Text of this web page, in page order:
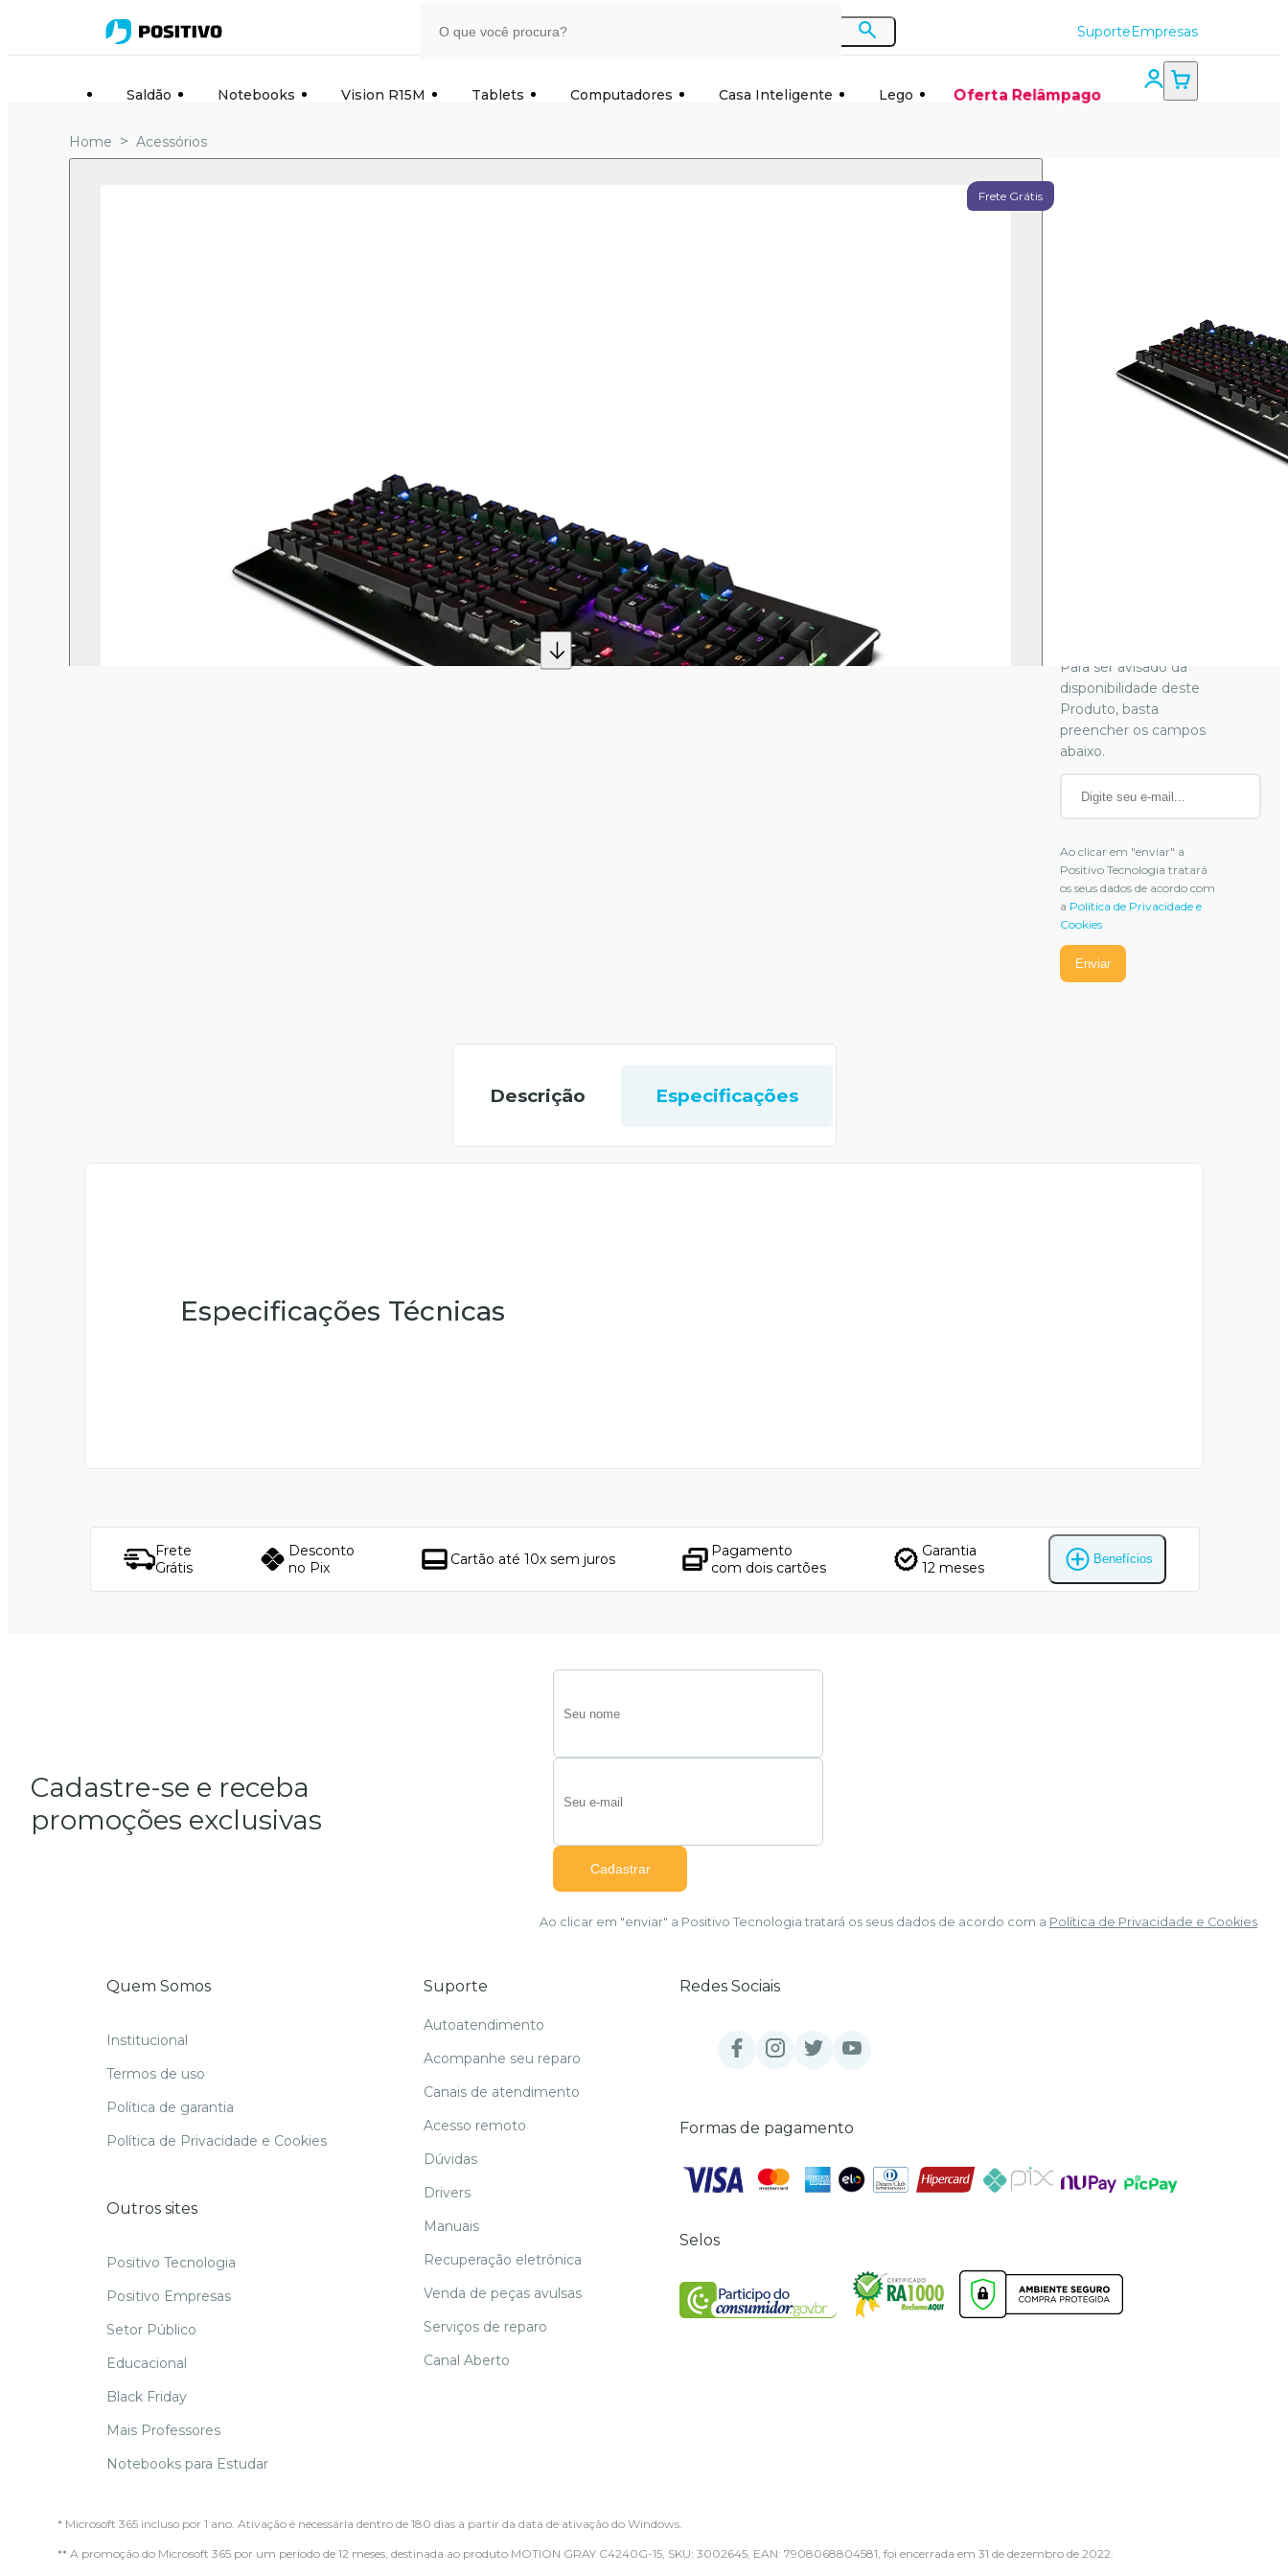
SuporteEmpresas
Saldão Notebooks Vision R15M Tablets Computadores Casa Inteligente Lego Oferta Relâmpago
Home > Acessórios
Frete Grátis
LED Rainbow
com 12
Efeitos - Anti-
Para ser avisado da
disponibilidade deste
Produto, basta
preencher os campos
abaixo.
Ao clicar em "enviar" a
Positivo Tecnologia tratará
os seus dados de acordo com
a Política de Privacidade e
Cookies
Enviar
Descrição Especificações
Especificações Técnicas
Frete
Grátis
Desconto
no Pix
Cartão até 10x sem juros
Pagamento
com dois cartões
Garantia
12 meses
Benefícios
Cadastre-se e receba
promoções exclusivas
Ao clicar em "enviar" a Positivo Tecnologia tratará os seus dados de acordo com a Política de Privacidade e Cookies
Quem Somos
Institucional
Termos de uso
Política de garantia
Política de Privacidade e Cookies
Outros sites
Positivo Tecnologia
Positivo Empresas
Setor Público
Educacional
Black Friday
Mais Professores
Notebooks para Estudar
Suporte
Autoatendimento
Acompanhe seu reparo
Canais de atendimento
Acesso remoto
Dúvidas
Drivers
Manuais
Recuperação eletrônica
Venda de peças avulsas
Serviços de reparo
Canal Aberto
Redes Sociais
Formas de pagamento
Selos
* Microsoft 365 incluso por 1 ano. Ativação é necessária dentro de 180 dias a partir da data de ativação do Windows.
** A promoção do Microsoft 365 por um período de 12 meses, destinada ao produto MOTION GRAY C4240G-15, SKU: 3002645, EAN: 7908068804581, foi encerrada em 31 de dezembro de 2022.